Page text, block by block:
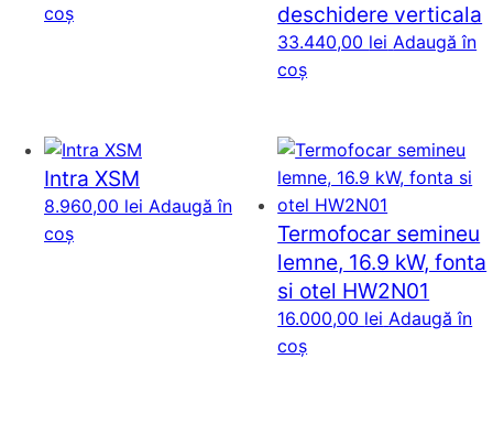
coș
deschidere verticala
33.440,00 lei Adaugă în
coș
Intra XSM
8.960,00 lei Adaugă în
coș
Termofocar semineu
lemne, 16.9 kW, fonta
si otel HW2N01
16.000,00 lei Adaugă în
coș